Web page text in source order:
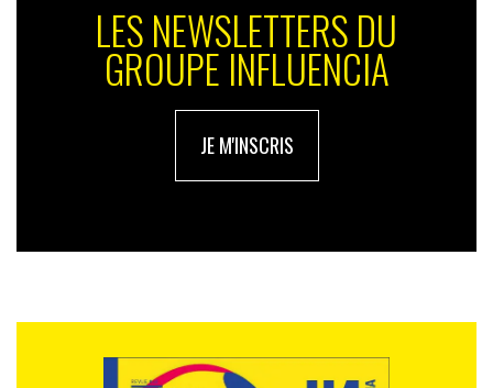
LES NEWSLETTERS DU
GROUPE INFLUENCIA
JE M'INSCRIS